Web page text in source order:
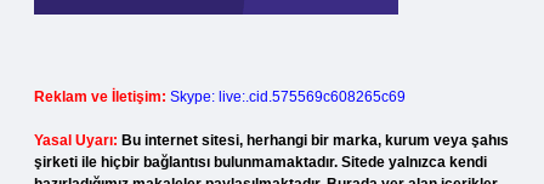
Reklam ve İletişim: Skype: live:.cid.575569c608265c69
Yasal Uyarı: Bu internet sitesi, herhangi bir marka, kurum veya şahıs
şirketi ile hiçbir bağlantısı bulunmamaktadır. Sitede yalnızca kendi